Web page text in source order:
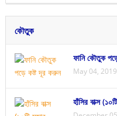
কৌতুক
ফানি কৌতুক
May 04, 2019
হাঁসির বাক্স